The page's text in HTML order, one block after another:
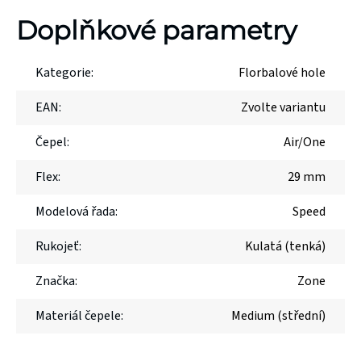
Doplňkové parametry
Kategorie:
Florbalové hole
EAN:
Zvolte variantu
Čepel:
Air/One
Flex:
29 mm
Modelová řada:
Speed
Rukojeť:
Kulatá (tenká)
Značka:
Zone
Materiál čepele:
Medium (střední)